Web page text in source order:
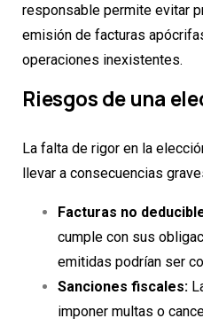
responsable permite evitar
emisión de facturas
operaciones inexistentes.
Riesgos de una
La falta de rigor en la
llevar a consecuencias
Facturas no
cumple con sus
emitidas podrían ser
Sanciones fiscales:
imponer multas o